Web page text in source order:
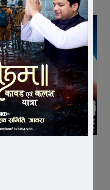
महिला के कूल्हे का सफल ऑपरेशन,